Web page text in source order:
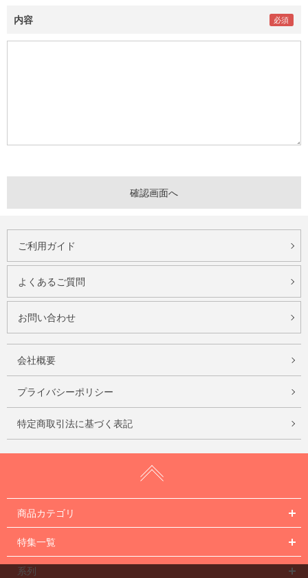
内容
ご利用ガイド
よくあるご質問
お問い合わせ
会社概要
プライバシーポリシー
特定商取引法に基づく表記
商品カテゴリ
特集一覧
系列